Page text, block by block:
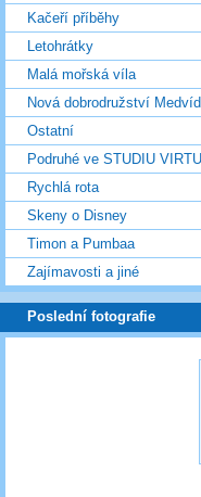
Kačeří příběhy
Letohrátky
Malá mořská víla
Nová dobrodružství
Ostatní
Podruhé ve STUDIU
Rychlá rota
Skeny o Disney
Timon a Pumbaa
Zajímavosti a jiné
Poslední fotografie